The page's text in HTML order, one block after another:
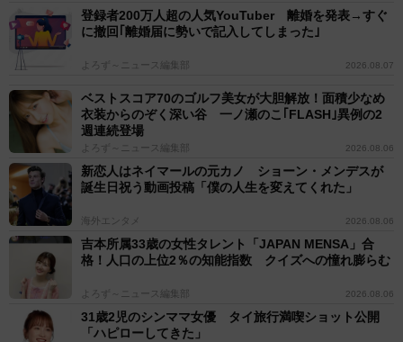
登録者200万人超の人気YouTuber 離婚を発表→すぐ
に撤回｢離婚届に勢いで記入してしまった｣
よろず～ニュース編集部 2026.08.07
ベストスコア70のゴルフ美女が大胆解放！面積少なめ
衣装からのぞく深い谷 一ノ瀬のこ｢FLASH｣異例の2
週連続登場
よろず～ニュース編集部 2026.08.06
新恋人はネイマールの元カノ ショーン・メンデスが
誕生日祝う動画投稿「僕の人生を変えてくれた」
海外エンタメ 2026.08.06
吉本所属33歳の女性タレント「JAPAN MENSA」合
格！人口の上位2％の知能指数 クイズへの憧れ膨らむ
よろず～ニュース編集部 2026.08.06
31歳2児のシンママ女優 タイ旅行満喫ショット公開
「ハピローしてきた」